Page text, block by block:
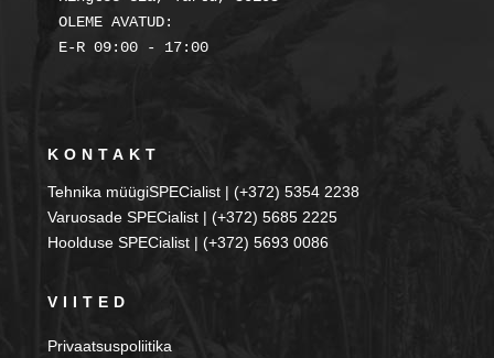
OLEME AVATUD:
E-R 09:00 - 17:00
KONTAKT
Tehnika müügiSPECialist | (+372) 5354 2238
Varuosade SPECialist | (+372) 5685 2225
Hoolduse SPECialist | (+372) 5693 0086
VIITED
Privaatsuspoliitika